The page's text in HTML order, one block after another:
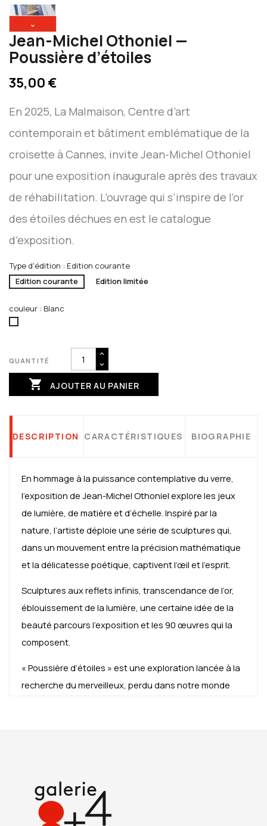
⌄
Jean-Michel Othoniel —
Poussière d’étoiles
35,00 €
En 2025, La Malmaison, Centre d’art
contemporain et bâtiment emblématique de la
croisette à Cannes, invite Jean-Michel Othoniel
pour une exposition inaugurale après des travaux
de réhabilitation. L’ouvrage qui s’inspire de l’or
des étoiles déchues en est le catalogue
d’exposition.
Type d'édition : Edition courante
Edition courante
Edition limitée
couleur : Blanc
QUANTITÉ
 AJOUTER AU PANIER
DESCRIPTION CARACTÉRISTIQUES BIOGRAPHIE
En hommage à la puissance contemplative du verre,
l’exposition de Jean-Michel Othoniel explore les jeux
de lumière, de matière et d’échelle. Inspiré par la
nature, l’artiste déploie une série de sculptures qui,
dans un mouvement entre la précision mathématique
et la délicatesse poétique, captivent l’œil et l’esprit.
Sculptures aux reflets infinis, transcendance de l’or,
éblouissement de la lumière, une certaine idée de la
beauté parcours l’exposition et les 90 œuvres qui la
composent.
« Poussière d’étoiles » est une exploration lancée à la
recherche du merveilleux, perdu dans notre monde